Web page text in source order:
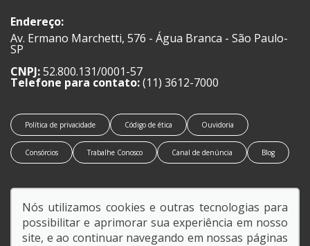
Endereço:
Av. Ermano Marchetti, 576 - Água Branca - São Paulo-
SP
CNPJ:52.800.131/0001-57
Telefone para contato:(11) 3612-7000
Política de privacidade Código de ética Ouvidoria
Consórcios Trabalhe Conosco Canal de denúncia Blog
SIGA-NOS:
Nós utilizamos cookies e outras tecnologias para
possibilitar e aprimorar sua experiência em nosso
site, e ao continuar navegando em nossas páginas